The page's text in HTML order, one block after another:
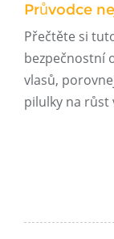
Průvodce
Přečtěte si
bezpečnostní
vlasů,
pilulky na růst